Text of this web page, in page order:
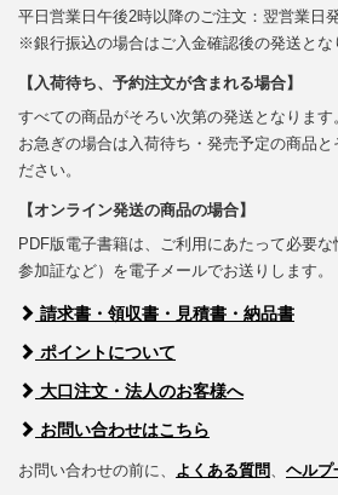
平日営業日午後2時以降のご注文：翌営業日
※銀行振込の場合はご入金確認後の発送とな
【入荷待ち、予約注文が含まれる場合】
すべての商品がそろい次第の発送となります
お急ぎの場合は入荷待ち・発売予定の商品と
ださい。
【オンライン発送の商品の場合】
PDF版電子書籍は、ご利用にあたって必要な
参加証など）を電子メールでお送りします。
請求書・領収書・見積書・納品書
ポイントについて
大口注文・法人のお客様へ
お問い合わせはこちら
お問い合わせの前に、 よくある質問 ヘルプ